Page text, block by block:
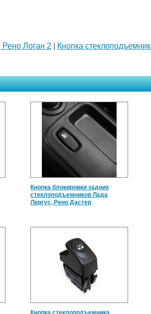
Рено Логан 2
Кнопка
Кнопка блокировки задних
стеклоподъемников Лада
Ларгус, Рено Дастер